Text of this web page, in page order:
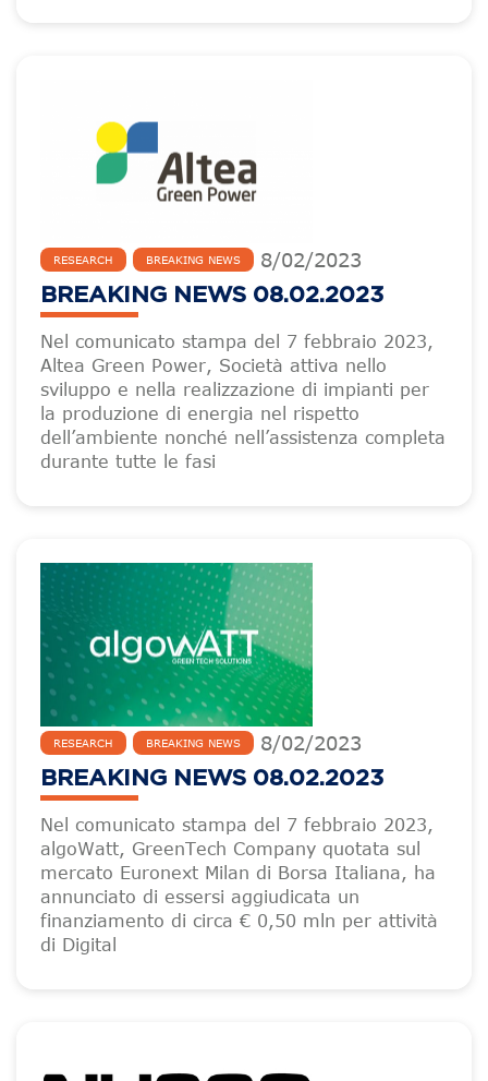
RESEARCH BREAKING NEWS 8/02/2023
BREAKING NEWS 08.02.2023
Nel comunicato stampa del 7 febbraio 2023,
Altea Green Power, Società attiva nello
sviluppo e nella realizzazione di impianti per
la produzione di energia nel rispetto
dell’ambiente nonché nell’assistenza completa
durante tutte le fasi
RESEARCH BREAKING NEWS 8/02/2023
BREAKING NEWS 08.02.2023
Nel comunicato stampa del 7 febbraio 2023,
algoWatt, GreenTech Company quotata sul
mercato Euronext Milan di Borsa Italiana, ha
annunciato di essersi aggiudicata un
finanziamento di circa € 0,50 mln per attività
di Digital